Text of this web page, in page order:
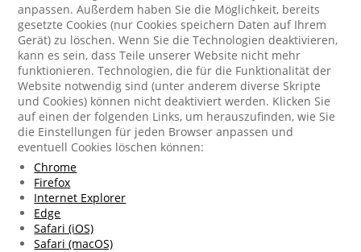
anpassen. Außerdem haben Sie die Möglichkeit, bereits
gesetzte Cookies (nur Cookies speichern Daten auf Ihrem
Gerät) zu löschen. Wenn Sie die Technologien deaktivieren,
kann es sein, dass Teile unserer Website nicht mehr
funktionieren. Technologien, die für die Funktionalität der
Website notwendig sind (unter anderem diverse Skripte
und Cookies) können nicht deaktiviert werden. Klicken Sie
auf einen der folgenden Links, um herauszufinden, wie Sie
die Einstellungen für jeden Browser anpassen und
eventuell Cookies löschen können:
Chrome
Firefox
Internet Explorer
Edge
Safari (iOS)
Safari (macOS)